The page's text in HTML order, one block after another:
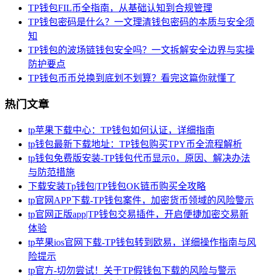
TP钱包FIL币全指南，从基础认知到合规管理
TP钱包密码是什么？一文理清钱包密码的本质与安全须
知
TP钱包的波场链钱包安全吗？一文拆解安全边界与实操
防护要点
TP钱包币币兑换到底划不划算？看完这篇你就懂了
热门文章
tp苹果下载中心：TP钱包如何认证，详细指南
tp钱包最新下载地址：TP钱包购买TPY币全流程解析
tp钱包免费版安装-TP钱包代币显示0，原因、解决办法
与防范措施
下载安装Tp钱包|TP钱包OK链币购买全攻略
tp官网APP下载-TP钱包案件，加密货币领域的风险警示
tp官网正版app|TP钱包交易插件，开启便捷加密交易新
体验
tp苹果ios官网下载-TP钱包转到欧易，详细操作指南与风
险提示
tp官方-切勿尝试！关于TP假钱包下载的风险与警示